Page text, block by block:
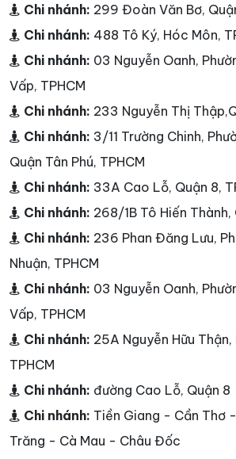
Chi nhánh: 299 Đoàn Văn Bơ,
Chi nhánh: 488 Tô Ký, Hóc Môn,
Chi nhánh: 03 Nguyễn Oanh,
Vấp, TPHCM
Chi nhánh: 233 Nguyễn Thị
Chi nhánh: 3/11 Trường Chinh,
Quận Tân Phú, TPHCM
Chi nhánh: 33A Cao Lỗ, Quận 8,
Chi nhánh: 268/1B Tô Hiến Thành,
Chi nhánh: 236 Phan Đăng Lưu,
Nhuận, TPHCM
Chi nhánh: 03 Nguyễn Oanh,
Vấp, TPHCM
Chi nhánh: 25A Nguyễn Hữu
TPHCM
Chi nhánh: đường Cao Lỗ, Quận 8
Chi nhánh: Tiền Giang - Cần Thơ
Trăng - Cà Mau - Châu Đốc